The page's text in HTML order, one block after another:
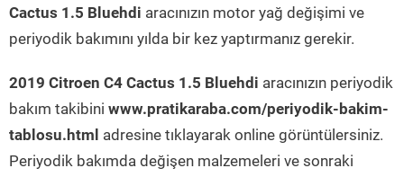
Cactus 1.5 Bluehdi aracınızın motor yağ değişimi ve
periyodik bakımını yılda bir kez yaptırmanız gerekir.
2019 Citroen C4 Cactus 1.5 Bluehdi aracınızın periyodik
bakım takibini www.pratikaraba.com/periyodik-bakim-
tablosu.html adresine tıklayarak online görüntülersiniz.
Periyodik bakımda değişen malzemeleri ve sonraki